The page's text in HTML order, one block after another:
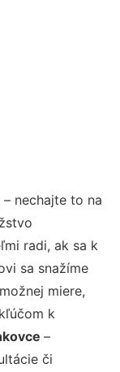
– nechajte to na
radi, ak sa k
sa snažíme
miere,
k
–
či